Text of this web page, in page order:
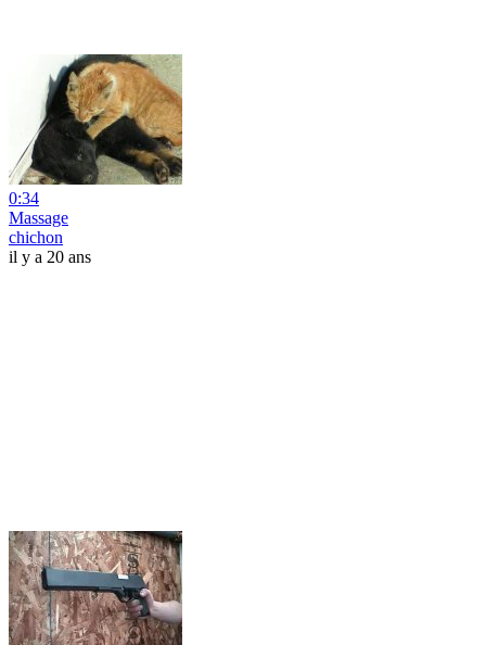
0:34
Massage
chichon
il y a 20 ans